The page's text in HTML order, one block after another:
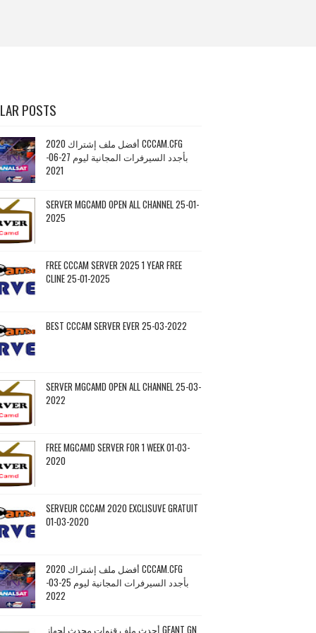
POSTS
أفضل ملف إشتراك 2020 CCCAM.CFG
بأجدد السيرفرات المجانية ليوم 27-06-
2021
SERVER MGCAMD OPEN ALL CHANNEL 25-01-
2025
FREE CCCAM SERVER 2025 1 YEAR FREE
CLINE 25-01-2025
BEST CCCAM SERVER EVER 25-03-2022
SERVER MGCAMD OPEN ALL CHANNEL 25-03-
2022
FREE MGCAMD SERVER FOR 1 WEEK 01-03-
2020
SERVEUR CCCAM 2020 EXCLISUVE GRATUIT
01-03-2020
أفضل ملف إشتراك 2020 CCCAM.CFG
بأجدد السيرفرات المجانية ليوم 25-03-
2022
أحدث ملف قنوات محدث لجهاز GEANT GN